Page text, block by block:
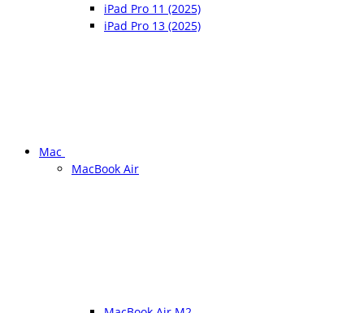
iPad Pro 11 (2025)
iPad Pro 13 (2025)
Mac
MacBook Air